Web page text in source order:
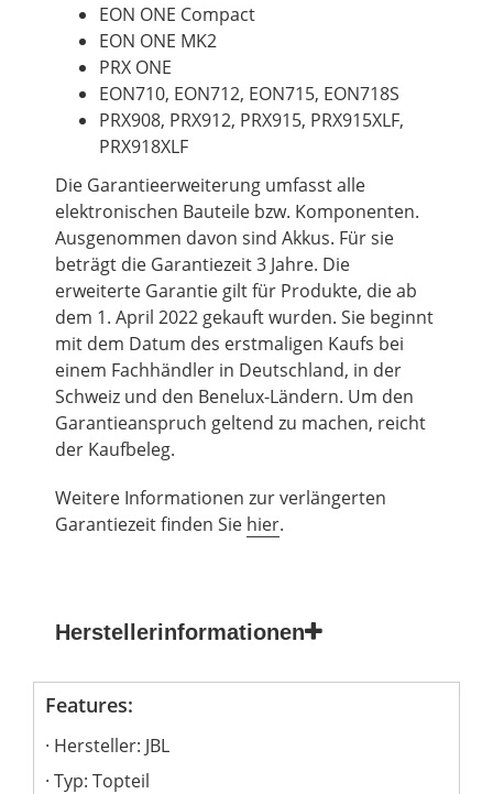
EON ONE Compact
EON ONE MK2
PRX ONE
EON710, EON712, EON715, EON718S
PRX908, PRX912, PRX915, PRX915XLF,
PRX918XLF
Die Garantieerweiterung umfasst alle
elektronischen Bauteile bzw. Komponenten.
Ausgenommen davon sind Akkus. Für sie
beträgt die Garantiezeit 3 Jahre. Die
erweiterte Garantie gilt für Produkte, die ab
dem 1. April 2022 gekauft wurden. Sie beginnt
mit dem Datum des erstmaligen Kaufs bei
einem Fachhändler in Deutschland, in der
Schweiz und den Benelux-Ländern. Um den
Garantieanspruch geltend zu machen, reicht
der Kaufbeleg.
Weitere Informationen zur verlängerten
Garantiezeit finden Sie hier.
Herstellerinformationen
Features:
Hersteller: JBL
Typ: Topteil